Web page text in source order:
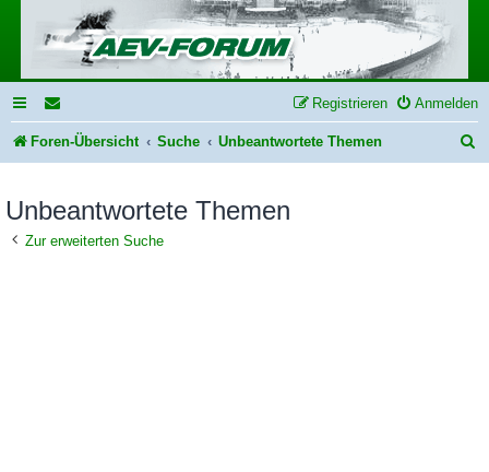
Anmelden
Registrieren
Foren-Übersicht Suche Unbeantwortete Themen
Unbeantwortete Themen
Zur erweiterten Suche